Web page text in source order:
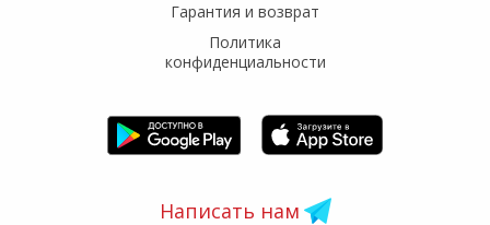
Гарантия и возврат
Политика
конфиденциальности
Написать нам